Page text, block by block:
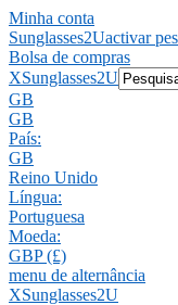
Minha conta
Sunglasses2Uactivar
Bolsa de compras
XSunglasses2U
GB
GB
País:
GB
Reino Unido
Língua:
Portuguesa
Moeda:
GBP (£)
menu de alternância
XSunglasses2U